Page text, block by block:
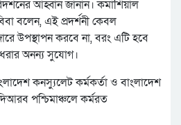
আহ্বান জানান। কমার্শিয়াল
বলেন, এই প্রদর্শনী কেবল
উপস্থাপন করবে না, বরং এটি হবে
অনন্য সুযোগ।
কনস্যুলেট কর্মকর্তা ও বাংলাদেশ
পশ্চিমাঞ্চলে কর্মরত